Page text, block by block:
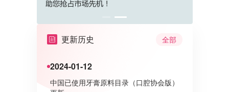
更新历史 全部
2024-01-12
中国已使用牙膏原料目录（口腔协会版）